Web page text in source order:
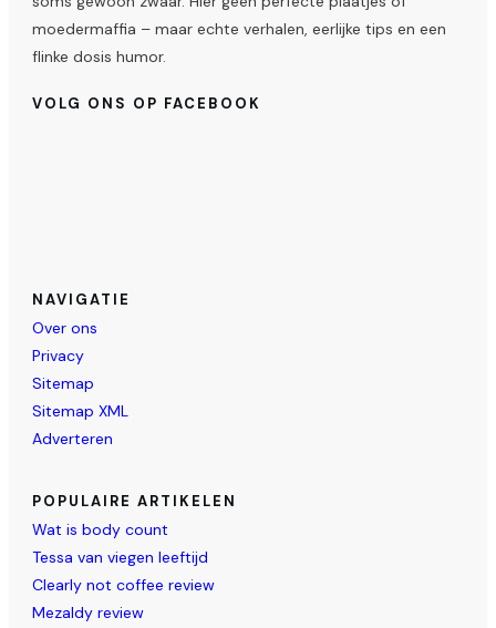
moedermaffia – maar echte verhalen, eerlijke tips en een
flinke dosis humor.
VOLG ONS OP FACEBOOK
NAVIGATIE
Over ons
Privacy
Sitemap
Sitemap XML
Adverteren
POPULAIRE ARTIKELEN
Wat is body count
Tessa van viegen leeftijd
Clearly not coffee review
Mezaldy review